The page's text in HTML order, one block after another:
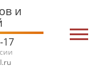
и
17